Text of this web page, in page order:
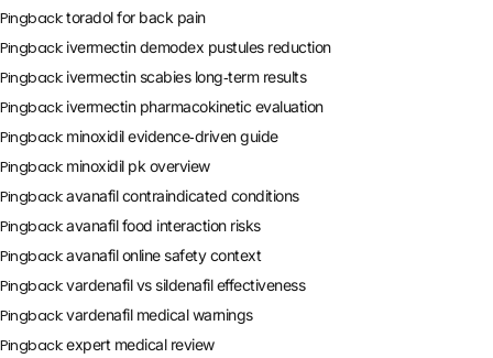
Pingback:toradol for back pain
Pingback: ivermectin demodex pustules reduction
Pingback: ivermectin scabies long‑term results
Pingback: ivermectin pharmacokinetic evaluation
Pingback: minoxidil evidence‑driven guide
Pingback: minoxidil pk overview
Pingback:avanafil contraindicated conditions
Pingback:avanafil food interaction risks
Pingback:avanafil online safety context
Pingback:vardenafil vs sildenafil effectiveness
Pingback:vardenafil medical warnings
Pingback:expert medical review